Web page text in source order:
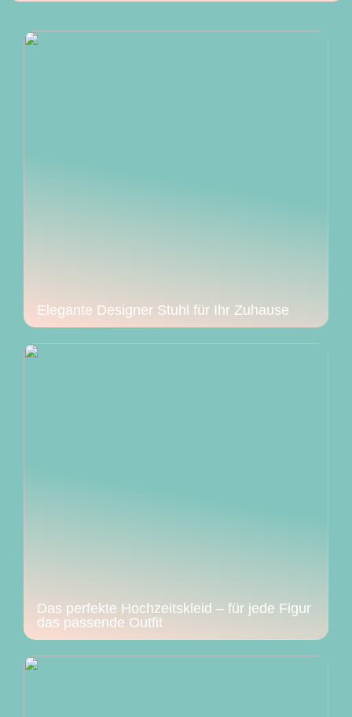
Elegante Designer Stuhl für Ihr Zuhause
Das perfekte Hochzeitskleid – für jede Figur
das passende Outfit